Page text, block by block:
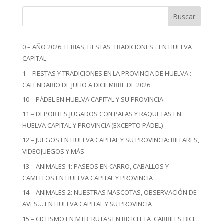
Buscar
0 – AÑO 2026: FERIAS, FIESTAS, TRADICIONES…EN HUELVA
CAPITAL
1 – FIESTAS Y TRADICIONES EN LA PROVINCIA DE HUELVA :
CALENDARIO DE JULIO A DICIEMBRE DE 2026
10 – PÁDEL EN HUELVA CAPITAL Y SU PROVINCIA
11 – DEPORTES JUGADOS CON PALAS Y RAQUETAS EN
HUELVA CAPITAL Y PROVINCIA (EXCEPTO PÁDEL)
12 – JUEGOS EN HUELVA CAPITAL Y SU PROVINCIA: BILLARES,
VIDEOJUEGOS Y MÁS
13 – ANIMALES 1: PASEOS EN CARRO, CABALLOS Y
CAMELLOS EN HUELVA CAPITAL Y PROVINCIA
14 – ANIMALES 2: NUESTRAS MASCOTAS, OBSERVACIÓN DE
AVES… EN HUELVA CAPITAL Y SU PROVINCIA
15 – CICLISMO EN MTB, RUTAS EN BICICLETA, CARRILES BICI…